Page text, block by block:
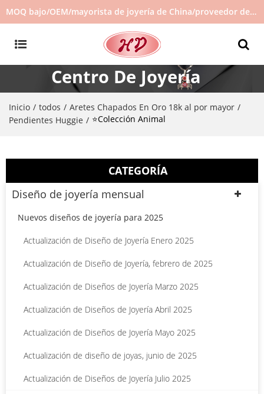
MOQ bajo/OEM/mayorista de joyería de China/proveedor de joyas/joyería de gran venta en stock/no hay joyas de segunda mano
Centro De Joyería
Inicio / todos / Aretes Chapados En Oro 18k al por mayor /
Pendientes Huggie / ⭐Colección Animal
CATEGORÍA
Diseño de joyería mensual
Nuevos diseños de joyería para 2025
Actualización de Diseño de Joyería Enero 2025
Actualización de Diseño de Joyería, febrero de 2025
Actualización de Diseños de Joyería Marzo 2025
Actualización de Diseños de Joyería Abril 2025
Actualización de Diseños de Joyería Mayo 2025
Actualización de diseño de joyas, junio de 2025
Actualización de Diseños de Joyería Julio 2025